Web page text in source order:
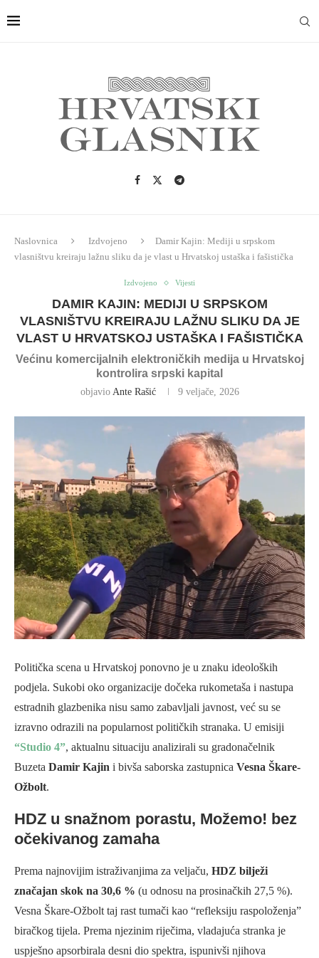
Naslovnica Izdvojeno
Damir Kajin: Mediji u srpskom
vlasništvu kreiraju lažnu sliku da je vlast u Hrvatskoj ustaška i fašistička
Izdvojeno Vijesti
DAMIR KAJIN: MEDIJI U SRPSKOM
VLASNIŠTVU KREIRAJU LAŽNU SLIKU DA JE
VLAST U HRVATSKOJ USTAŠKA I FAŠISTIČKA
Većinu komercijalnih elektroničkih medija u Hrvatskoj
kontrolira srpski kapital
objavio Ante Rašić 9 veljače, 2026
Politička scena u Hrvatskoj ponovno je u znaku ideoloških
podjela. Sukobi oko organizacije dočeka rukometaša i nastupa
estradnih glazbenika nisu samo zabavljali javnost, već su se
izravno odrazili na popularnost političkih stranaka. U emisiji
“Studio 4”, aktualnu situaciju analizirali su gradonačelnik
Buzeta Damir Kajin i bivša saborska zastupnica Vesna Škare-
Ožbolt.
HDZ u snažnom porastu, Možemo! bez
očekivanog zamaha
Prema najnovijim istraživanjima za veljaču, HDZ bilježi
značajan skok na 30,6 % (u odnosu na prosinačkih 27,5 %).
Vesna Škare-Ožbolt taj rast tumači kao “refleksiju raspoloženja”
biračkog tijela. Prema njezinim riječima, vladajuća stranka je
uspješno apsorbirala desni dio spektra, ispunivši njihova